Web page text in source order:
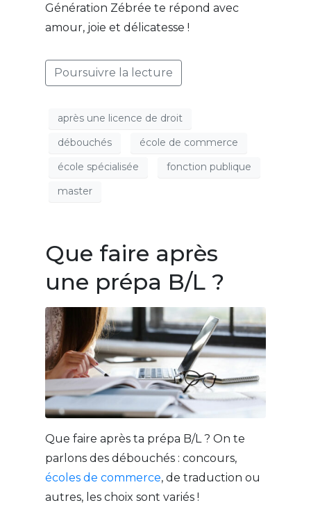
Génération Zébrée te répond avec
amour, joie et délicatesse !
Poursuivre la lecture
après une licence de droit
débouchés
école de commerce
école spécialisée
fonction publique
master
Que faire après
une prépa B/L ?
Que faire après ta prépa B/L ? On te
parlons des débouchés : concours,
écoles de commerce, de traduction ou
autres, les choix sont variés !